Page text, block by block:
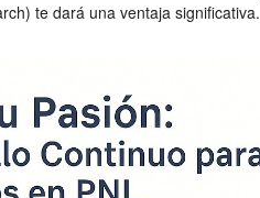
te dará una ventaja significativa.